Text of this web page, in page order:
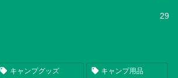
29
キャンプグッズ キャンプ用品